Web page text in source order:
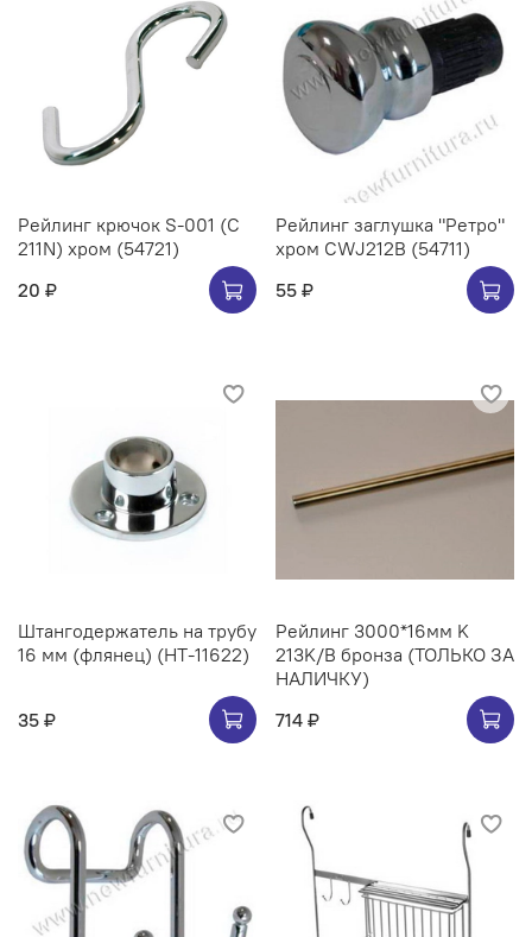
Рейлинг крючок S-001 (C
211N) хром (54721)
20 ₽
Рейлинг заглушка "Ретро"
хром CWJ212B (54711)
55 ₽
Штангодержатель на трубу
16 мм (флянец) (НТ-11622)
35 ₽
Рейлинг 3000*16мм K
213K/B бронза (ТОЛЬКО ЗА
НАЛИЧКУ)
714 ₽